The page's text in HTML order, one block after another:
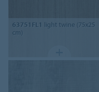
63751FL1 light twine (75x25
cm)